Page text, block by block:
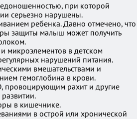
при которой
серьезно нарушены.
ребенка. Давно отмечено, что
защиты малыш может получить
микроэлементов в детском
нарушений питания.
вмешательствами и
гемоглобина в крови.
провоцирующим рахит и другие
в кишечнике.
в острой или хронической